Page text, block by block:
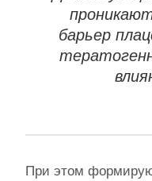
барьер
При этом